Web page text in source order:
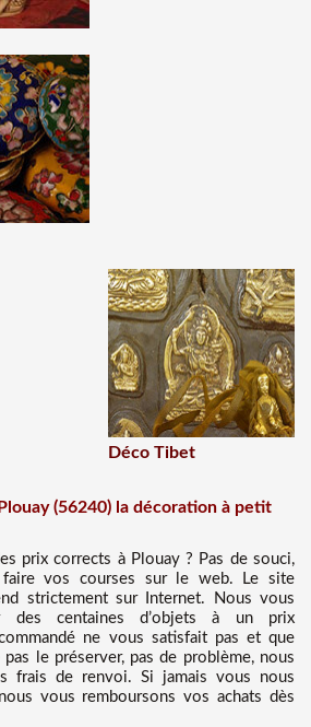
Déco Tibet
(56240) la décoration à petit
prix corrects à Plouay ? Pas de souci,
vos courses sur le web. Le site
strictement sur Internet. Nous vous
des centaines d’objets à un prix
ne vous satisfait pas et que
le préserver, pas de problème, nous
frais de renvoi. Si jamais vous nous
vous remboursons vos achats dès